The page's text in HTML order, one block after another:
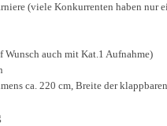
(viele Konkurrenten haben nur
Wunsch auch mit Kat.1 Aufnahme)
ca. 220 cm, Breite der